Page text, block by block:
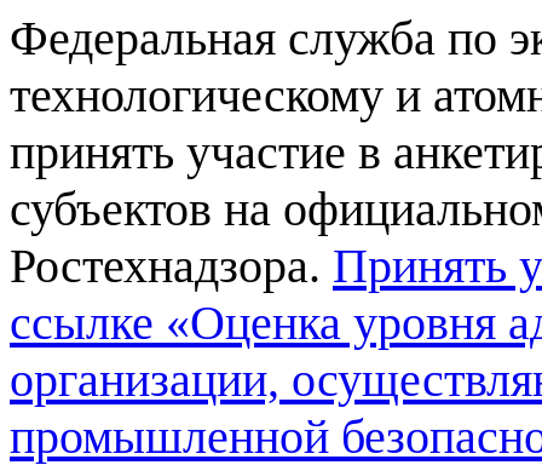
Федеральная служба по
технологическому и
принять участие в
субъектов на
Ростехнадзора. Принять
ссылке «Оценка уровня
организации,
промышленной